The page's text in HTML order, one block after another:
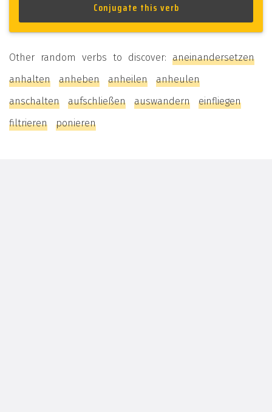
Other random verbs to discover: aneinandersetzen
anhalten
anheben anheilen
anheulen
anschalten
aufschließen auswandern
einfliegen
filtrieren
ponieren